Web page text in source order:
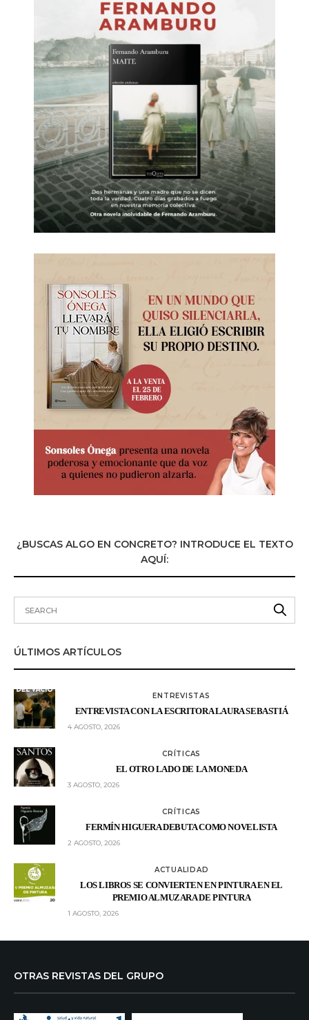
¿BUSCAS ALGO EN CONCRETO? INTRODUCE EL TEXTO
AQUÍ:
ÚLTIMOS ARTÍCULOS
ENTREVISTAS
ENTREVISTA CON LA ESCRITORA LAURA SEBASTIÁ
4 AGOSTO, 2026
CRÍTICAS
EL OTRO LADO DE LA MONEDA
3 AGOSTO, 2026
CRÍTICAS
FERMÍN HIGUERA DEBUTA COMO NOVELISTA
2 AGOSTO, 2026
ACTUALIDAD
LOS LIBROS SE CONVIERTEN EN PINTURA EN EL
PREMIO ALMUZARA DE PINTURA
1 AGOSTO, 2026
OTRAS REVISTAS DEL GRUPO